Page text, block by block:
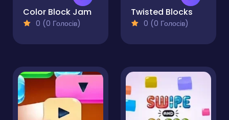
Color Block Jam
0 (0 Голосів)
Twisted Blocks
0 (0 Голосів)